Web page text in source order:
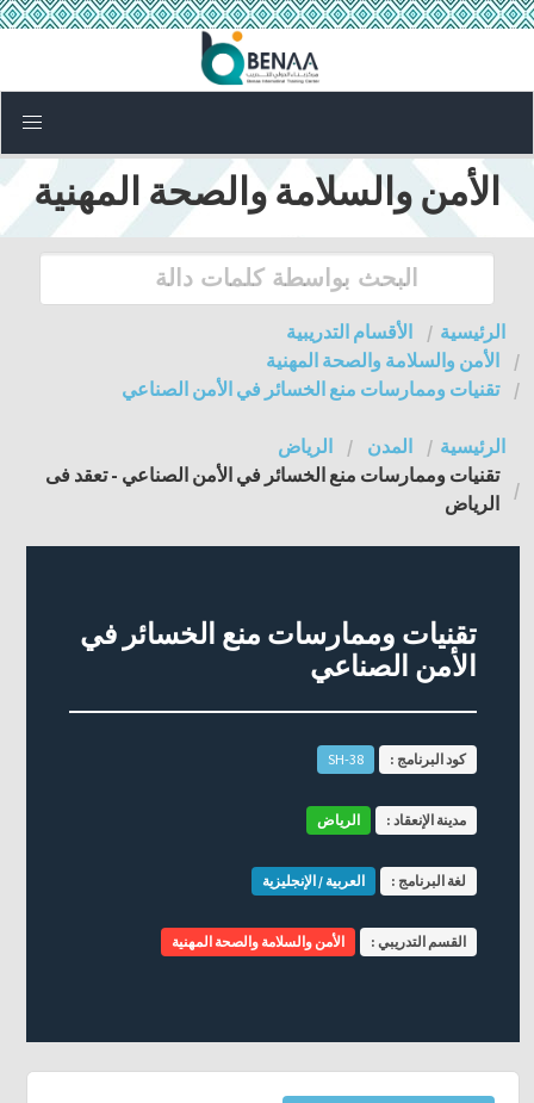
الأمن والسلامة والصحة المهنية
الرئيسية
الأقسام التدريبية
الأمن والسلامة والصحة المهنية
تقنيات وممارسات منع الخسائر في الأمن الصناعي
الرئيسية المدن
الرياض
تقنيات وممارسات منع الخسائر في الأمن الصناعي - تعقد فى
الرياض
تقنيات وممارسات منع الخسائر في
الأمن الصناعي
كود البرنامج : SH-38
مدينة الإنعقاد : الرياض
لغة البرنامج : العربية / الإنجليزية
القسم التدريبي : الأمن والسلامة والصحة المهنية